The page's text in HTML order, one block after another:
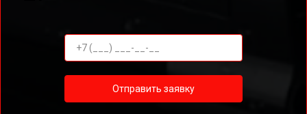
Отправить заявку